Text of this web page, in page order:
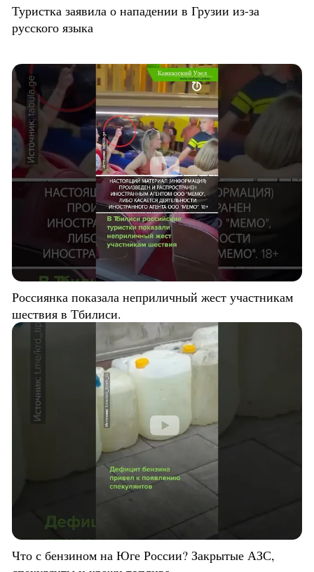
Туристка заявила о нападении в Грузии из-за
русского языка
Россиянка показала неприличный жест участникам
шествия в Тбилиси.
Что с бензином на Юге России? Закрытые АЗС,